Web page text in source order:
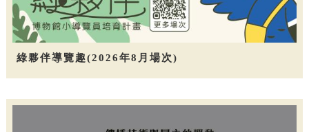
綠夥伴導覽趣(2026年8月場次)